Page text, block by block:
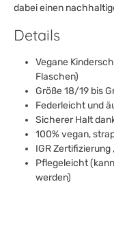
dabei einen
Details
Vegane
Flaschen)
Größe 18/19 bis
Federleicht und
Sicherer Halt
100% vegan,
IGR Zertifizierung
Pflegeleicht
werden)